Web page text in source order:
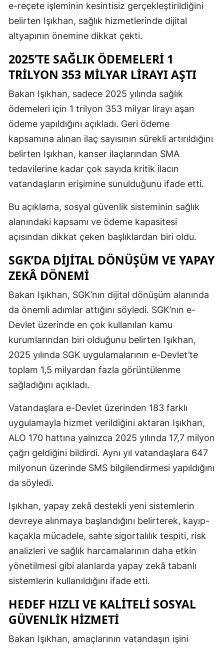
e-reçete işleminin kesintisiz gerçekleştirildiğini
belirten Işıkhan, sağlık hizmetlerinde dijital
altyapının önemine dikkat çekti.
2025’TE SAĞLIK ÖDEMELERI 1
TRILYON 353 MILYAR LIRAYI AŞTI
Bakan Işıkhan, sadece 2025 yılında sağlık
ödemeleri için 1 trilyon 353 milyar lirayı aşan
ödeme yapıldığını açıkladı. Geri ödeme
kapsamına alınan ilaç sayısının sürekli artırıldığını
belirten Işıkhan, kanser ilaçlarından SMA
tedavilerine kadar çok sayıda kritik ilacın
vatandaşların erişimine sunulduğunu ifade etti.
Bu açıklama, sosyal güvenlik sisteminin sağlık
alanındaki kapsamı ve ödeme kapasitesi
açısından dikkat çeken başlıklardan biri oldu.
SGK’DA DIJITAL DÖNÜŞÜM VE YAPAY
ZEKÂ DÖNEMI
Bakan Işıkhan, SGK’nın dijital dönüşüm alanında
da önemli adımlar attığını söyledi. SGK’nın e-
Devlet üzerinde en çok kullanılan kamu
kurumlarından biri olduğunu belirten Işıkhan,
2025 yılında SGK uygulamalarının e-Devlet’te
toplam 1,5 milyardan fazla görüntülenme
sağladığını açıkladı.
Vatandaşlara e-Devlet üzerinden 183 farklı
uygulamayla hizmet verildiğini aktaran Işıkhan,
ALO 170 hattına yalnızca 2025 yılında 17,7 milyon
çağrı geldiğini bildirdi. Aynı yıl vatandaşlara 647
milyonun üzerinde SMS bilgilendirmesi yapıldığını
da söyledi.
Işıkhan, yapay zekâ destekli yeni sistemlerin
devreye alınmaya başlandığını belirterek, kayıp-
kaçakla mücadele, sahte sigortalılık tespiti, risk
analizleri ve sağlık harcamalarının daha etkin
yönetilmesi gibi alanlarda yapay zekâ tabanlı
sistemlerin kullanıldığını ifade etti.
HEDEF HIZLI VE KALITELI SOSYAL
GÜVENLIK HIZMETI
Bakan Işıkhan, amaçlarının vatandaşın işini